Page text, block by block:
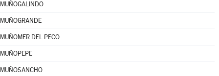
MUÑOGALINDO
MUÑOGRANDE
MUÑOMER DEL PECO
MUÑOPEPE
MUÑOSANCHO